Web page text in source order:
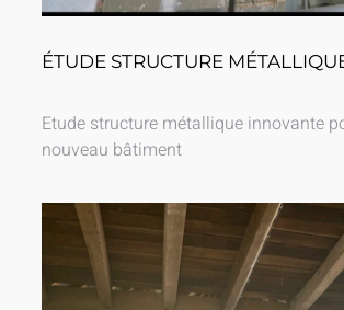
ÉTUDE STRUCTURE
Etude structure métallique innovante
nouveau bâtiment